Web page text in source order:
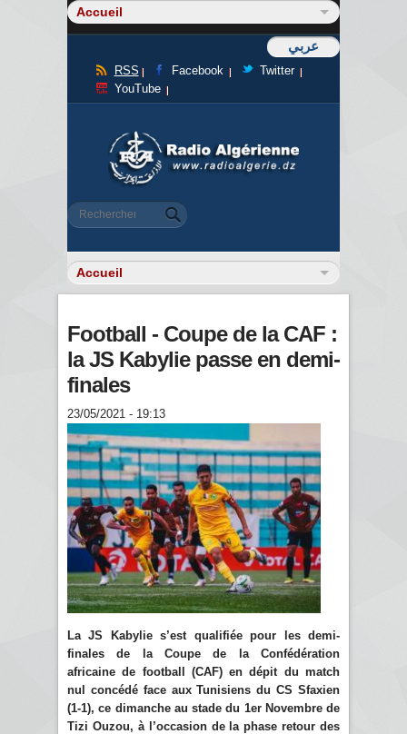
عربي
RSS Facebook
Twitter
YouTube
Formulaire de recherche
Rechercher
Football - Coupe de la CAF :
la JS Kabylie passe en demi-
finales
23/05/2021 - 19:13
La JS Kabylie s’est qualifiée pour les demi-
finales de la Coupe de la Confédération
africaine de football (CAF) en dépit du match
nul concédé face aux Tunisiens du CS Sfaxien
(1-1), ce dimanche au stade du 1er Novembre de
Tizi Ouzou, à l’occasion de la phase retour des